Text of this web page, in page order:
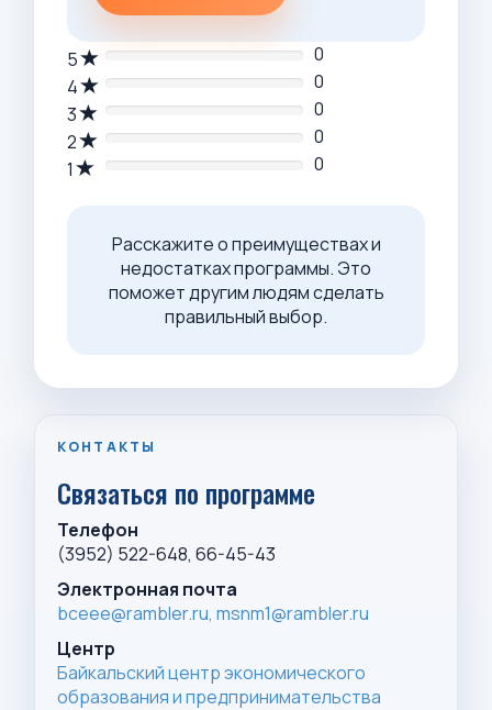
5
0
4
0
3
0
2
0
1
0
Расскажите о преимуществах и
недостатках программы. Это
поможет другим людям сделать
правильный выбор.
КОНТАКТЫ
Связаться по программе
Телефон
(3952) 522-648, 66-45-43
Электронная почта
bceee@rambler.ru, msnm1@rambler.ru
Центр
Байкальский центр экономического
образования и предпринимательства